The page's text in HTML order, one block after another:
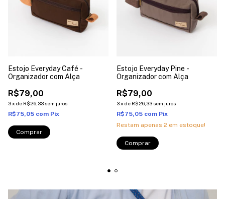
Estojo Everyday Café -
Organizador com Alça
R$79,00
3x de R$26,33 sem juros
R$75,05 com Pix
Estojo Everyday Pine -
Organizador com Alça
R$79,00
3x de R$26,33 sem juros
R$75,05 com Pix
Restam apenas 2 em estoque!